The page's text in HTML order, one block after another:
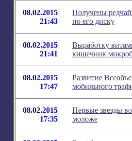
08.02.2015
21:43
Получены
по его диску
08.02.2015
21:41
Выработку
кишечник
08.02.2015
17:47
Развитие
мобильного
08.02.2015
17:35
Первые звезды
моложе